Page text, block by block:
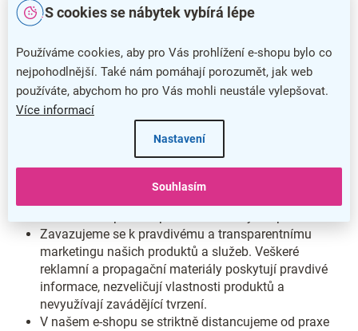
S cookies se nábytek vybírá lépe
Používáme cookies, aby pro Vás prohlížení e-shopu bylo co
nejpohodlnější. Také nám pomáhají porozumět, jak web
používáte, abychom ho pro Vás mohli neustále vylepšovat.
Více informací
Nastavení
Souhlasím
Na vyžádání poskytneme jasné informace o tom,
odkud naše produkty pocházejí.
produktů, včetně všech případných dodatečných
poplatků, daní a nákladů na dopravu. Zákazníci nikdy
nebudou překvapení žádnými skrytými nebo
nečekanými náklady.
informace o skladových zásobách a termínech
odeslání. Zákazníci se tak mohou spolehnout na to, že
dostupnost produktů a odhadované časy doručení jsou
Zavazujeme se k pravdivému a transparentnímu
marketingu našich produktů a služeb. Veškeré
reklamní a propagační materiály poskytují pravdivé
informace, nezveličují vlastnosti produktů a
nevyužívají zavádějící tvrzení.
V našem e-shopu se striktně distancujeme od praxe